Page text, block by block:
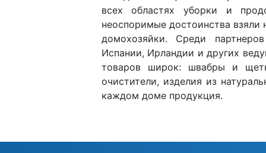
всех областях уборки и
неоспоримые достоинства
домохозяйки. Среди
Испании, Ирландии и других
товаров широк: швабры и
очистители, изделия из
каждом доме продукция.